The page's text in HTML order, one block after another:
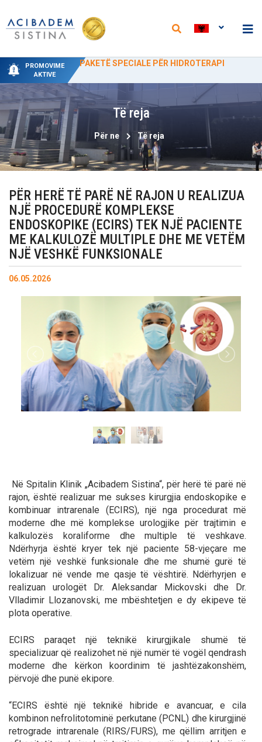
PROMOVIME
AKTIVE
PAKETA TË REJA NË DEPARTAMENTIN E
PAKETË SPECIALE PËR HIDROTERAPI
“ACIBADEM SISTINA” ME ÇMIME
QERSHOR DERI MË 15 SHTATOR
50% ZBRITJE PROMOCIONALE PËR SYNETINË
ÇMIME TË REJA TË ULURA PËR SHËRBIMET
Të reja
Për ne Të reja
PËR HERË TË PARË NË RAJON U REALIZUA
NJË PROCEDURË KOMPLEKSE
ENDOSKOPIKE (ECIRS) TEK NJË PACIENTE
ME KALKULOZË MULTIPLE DHE ME VETËM
NJË VESHKË FUNKSIONALE
06.05.2026
Në Spitalin Klinik „Acibadem Sistina“, për herë të parë në
rajon, është realizuar me sukses kirurgjia endoskopike e
kombinuar intrarenale (ECIRS), një nga procedurat më
moderne dhe më komplekse urologjike për trajtimin e
kalkulozës koraliforme dhe multiple të veshkave.
Ndërhyrja është kryer tek një paciente 58-vjeçare me
vetëm një veshkë funksionale dhe me shumë gurë të
lokalizuar në vende me qasje të vështirë. Ndërhyrjen e
realizuan urologët Dr. Aleksandar Mickovski dhe Dr.
Vlladimir Llozanovski, me mbështetjen e dy ekipeve të
plota operative.
ECIRS paraqet një teknikë kirurgjikale shumë të
specializuar që realizohet në një numër të vogël qendrash
moderne dhe kërkon koordinim të jashtëzakonshëm,
përvojë dhe punë ekipore.
“ECIRS është një teknikë hibride e avancuar, e cila
kombinon nefrolitotominë perkutane (PCNL) dhe kirurgjinë
retrograde intrarenale (RIRS/FURS), me qëllim arritjen e